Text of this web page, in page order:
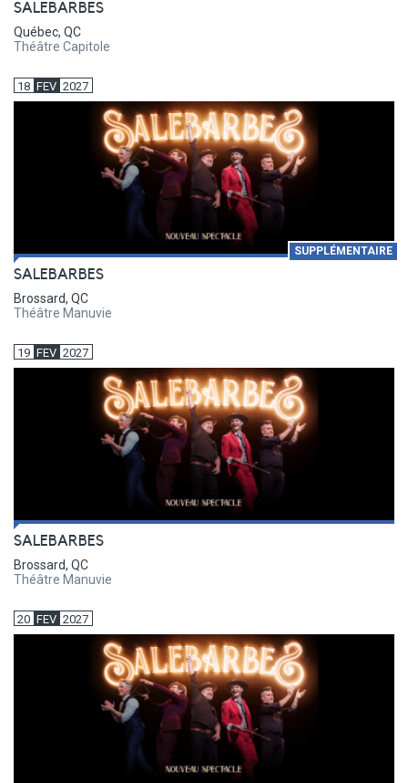
SALEBARBES
Québec, QC
Théâtre Capitole
18 FEV 2027
SUPPLÉMENTAIRE
SALEBARBES
Brossard, QC
Théâtre Manuvie
19 FEV 2027
SALEBARBES
Brossard, QC
Théâtre Manuvie
20 FEV 2027